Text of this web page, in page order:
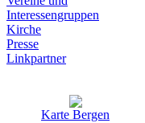
Interessen­gruppen
Kirche
Presse
Linkpartner
Karte Bergen